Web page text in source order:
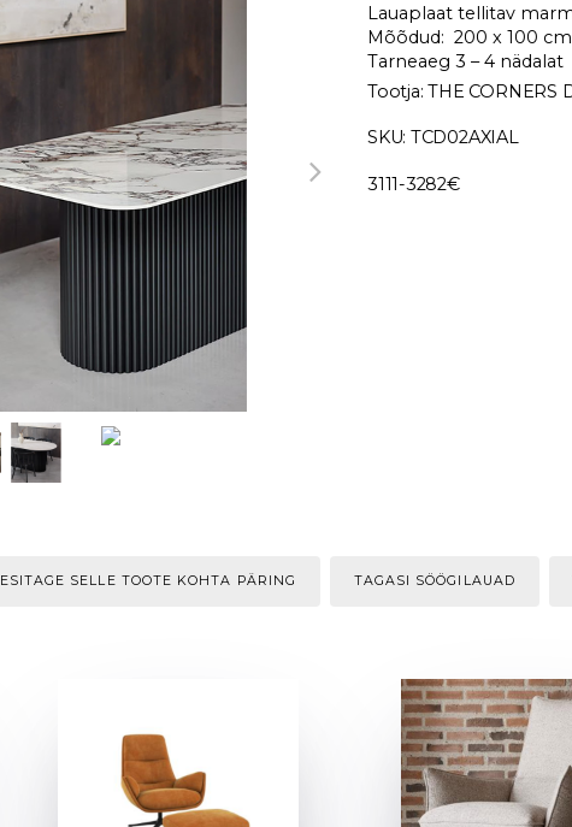
Lauaplaat tellitav
Mõõdud: 200 x 100
Tarneaeg 3 – 4 nädalat
Tootja: THE CORNERS
SKU: TCD02AXIAL
3111-3282€
ESITAGE SELLE TOOTE KOHTA PÄRING TAGASI SÖÖGILAUAD